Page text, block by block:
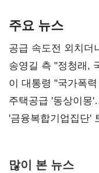
주요 뉴스
공급 속도전 외치
리모델링' 제안
송영길 측 "정청래,
총선 지휘 못해"
이 대통령 "국가폭
진실 밝혀야"
주택공급 '동상이몽
'금융복합기업집단'
많이 본 뉴스